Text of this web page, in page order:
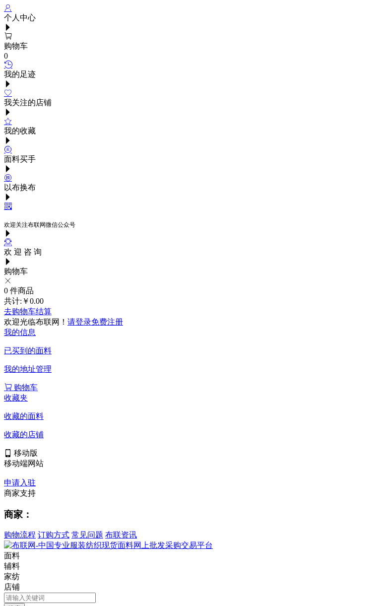
个人中心
购物车
0
我的足迹
我关注的店铺
我的收藏
面料买手
以布换布
欢迎关注布联网微信公众号
欢 迎 咨 询
购物车
0 件商品
共计: ￥0.00
去购物车结算
欢迎光临布联网！ 请登录免费注册
我的信息
已买到的面料
我的地址管理
购物车
收藏夹
收藏的面料
收藏的店铺
移动版
移动端网站
申请入驻
商家支持
商家：
购物流程 订购方式 常见问题 布联资讯
面料
辅料
家纺
店铺